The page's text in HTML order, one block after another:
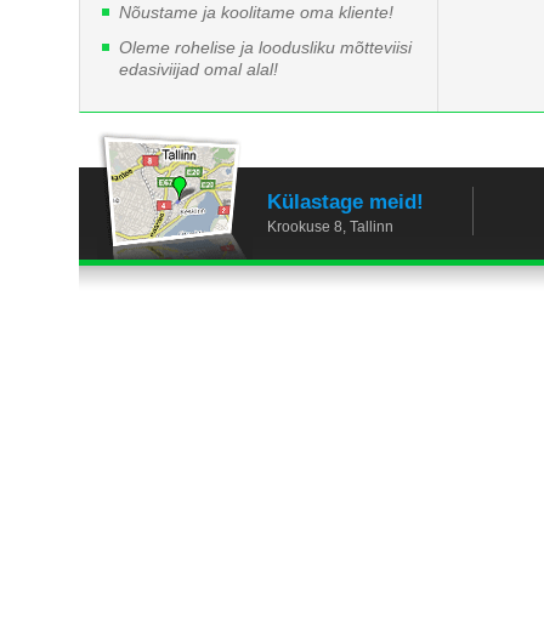
Nõustame ja koolitame oma kliente!
Oleme rohelise ja loodusliku mõtteviisi
edasiviijad omal alal!
Külastage meid!
Krookuse 8, Tallinn